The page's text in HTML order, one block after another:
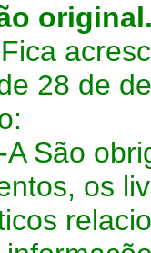
Fica
28 de
A São
os